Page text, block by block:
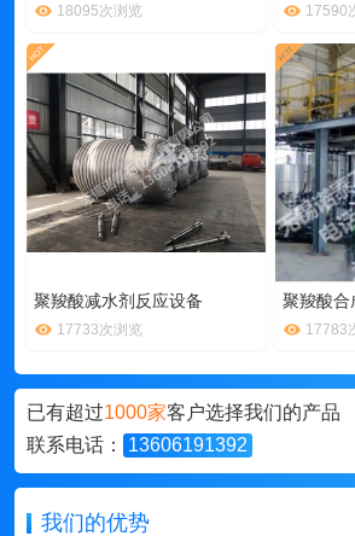
18095次浏览 17590
聚羧酸减水剂反应设备
17733次浏览
聚羧酸合
17783
已有超过1000家客户选择我们的产品
联系电话：
13606191392
我们的优势